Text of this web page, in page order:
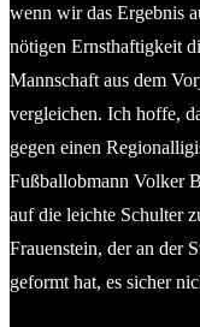
wenn wir das Ergebnis
nötigen Ernsthaftigkeit
Mannschaft aus dem
vergleichen. Ich hoffe,
gegen einen
Fußballobmann Volker
auf die leichte Schulter
Frauenstein, der an der
geformt hat, es sicher